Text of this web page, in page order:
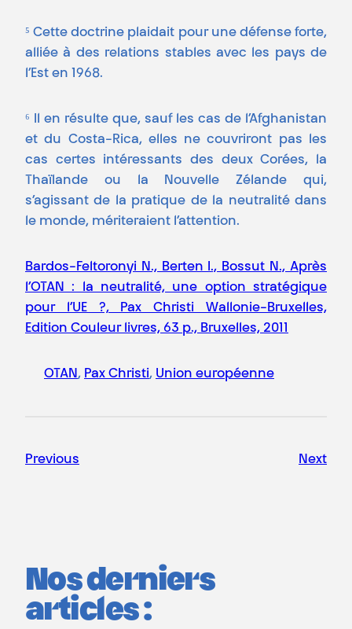
⁵ Cette doctrine plaidait pour une défense forte,
alliée à des relations stables avec les pays de
l’Est en 1968.
⁶ Il en résulte que, sauf les cas de l’Afghanistan
et du Costa-Rica, elles ne couvriront pas les
cas certes intéressants des deux Corées, la
Thaïlande ou la Nouvelle Zélande qui,
s’agissant de la pratique de la neutralité dans
le monde, mériteraient l’attention.
Bardos-Feltoronyi N., Berten I., Bossut N., Après
l’OTAN : la neutralité, une option stratégique
pour l’UE ?, Pax Christi Wallonie-Bruxelles,
Edition Couleur livres, 63 p., Bruxelles, 2011
OTAN, Pax Christi, Union européenne
Previous Next
Nos derniers
articles :